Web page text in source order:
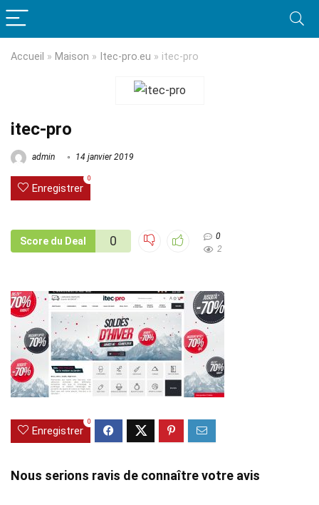
Accueil » Maison » Itec-pro.eu » itec-pro
itec-pro
admin 14 janvier 2019
Enregistrer
0
Score du Deal 0
0
2
Enregistrer
0
Nous serions ravis de connaître votre avis